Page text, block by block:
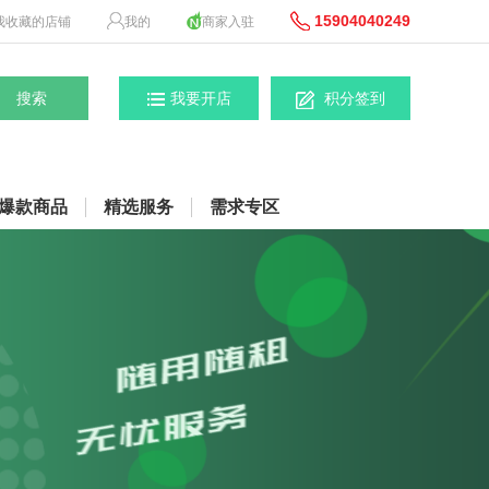
收藏的店铺 我的 商家入驻 15904040249
我要开店 积分签到
款商品 精选服务 需求专区